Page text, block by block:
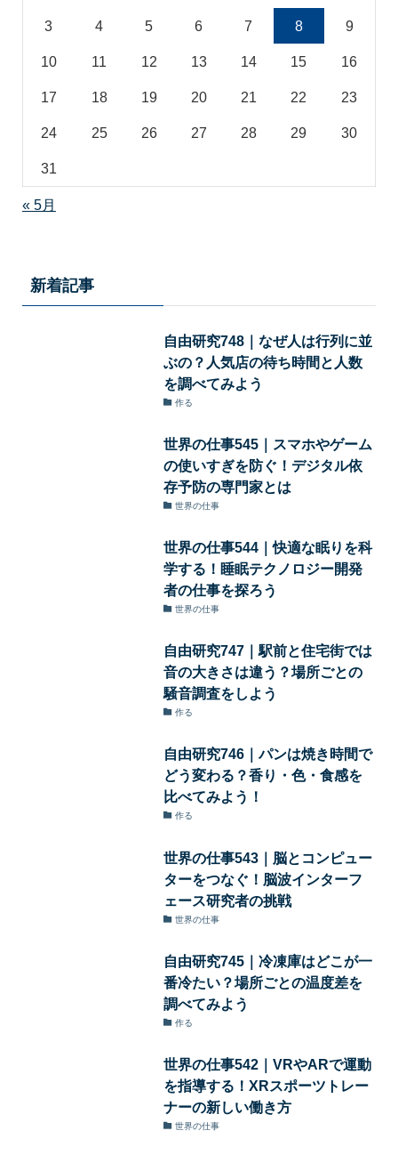
3 4 5 6 7 8 9
10 11 12 13 14 15 16
17 18 19 20 21 22 23
24 25 26 27 28 29 30
31
« 5月
新着記事
自由研究748｜なぜ人は行列に並
ぶの？人気店の待ち時間と人数
を調べてみよう
作る
世界の仕事545｜スマホやゲーム
の使いすぎを防ぐ！デジタル依
存予防の専門家とは
世界の仕事
世界の仕事544｜快適な眠りを科
学する！睡眠テクノロジー開発
者の仕事を探ろう
世界の仕事
自由研究747｜駅前と住宅街では
音の大きさは違う？場所ごとの
騒音調査をしよう
作る
自由研究746｜パンは焼き時間で
どう変わる？香り・色・食感を
比べてみよう！
作る
世界の仕事543｜脳とコンピュー
ターをつなぐ！脳波インターフ
ェース研究者の挑戦
世界の仕事
自由研究745｜冷凍庫はどこが一
番冷たい？場所ごとの温度差を
調べてみよう
作る
世界の仕事542｜VRやARで運動
を指導する！XRスポーツトレー
ナーの新しい働き方
世界の仕事